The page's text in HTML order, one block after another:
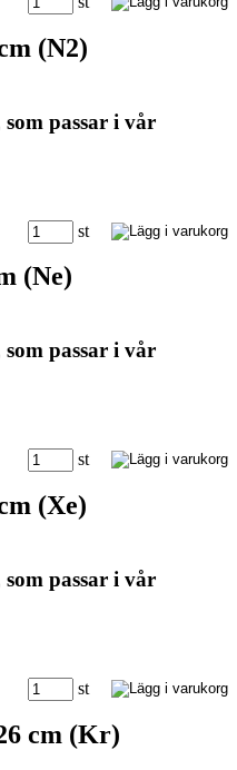
(N2)
passar i vår
st
(Ne)
passar i vår
st
(Xe)
passar i vår
st
cm (Kr)